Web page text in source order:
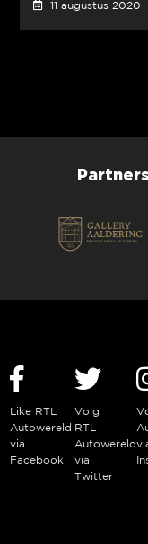
11 augustus 2020
Like RTL
Autowereld
via
Facebook
Volg
RTL
Autowereld
via
Twitter